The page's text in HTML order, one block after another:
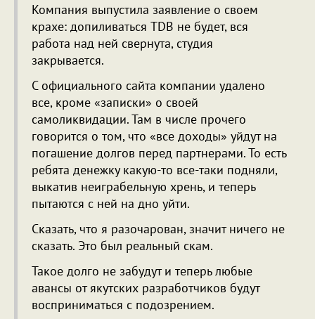
Компания выпустила заявление о своем
крахе: допиливаться TDB не будет, вся
работа над ней свернута, студия
закрывается.
С официального сайта компании удалено
все, кроме «записки» о своей
самоликвидации. Там в числе прочего
говорится о том, что «все доходы» уйдут на
погашение долгов перед партнерами. То есть
ребята денежку какую-то все-таки подняли,
выкатив неиграбельную хрень, и теперь
пытаются с ней на дно уйти.
Сказать, что я разочарован, значит ничего не
сказать. Это был реальный скам.
Такое долго не забудут и теперь любые
авансы от якутских разработчиков будут
восприниматься с подозрением.